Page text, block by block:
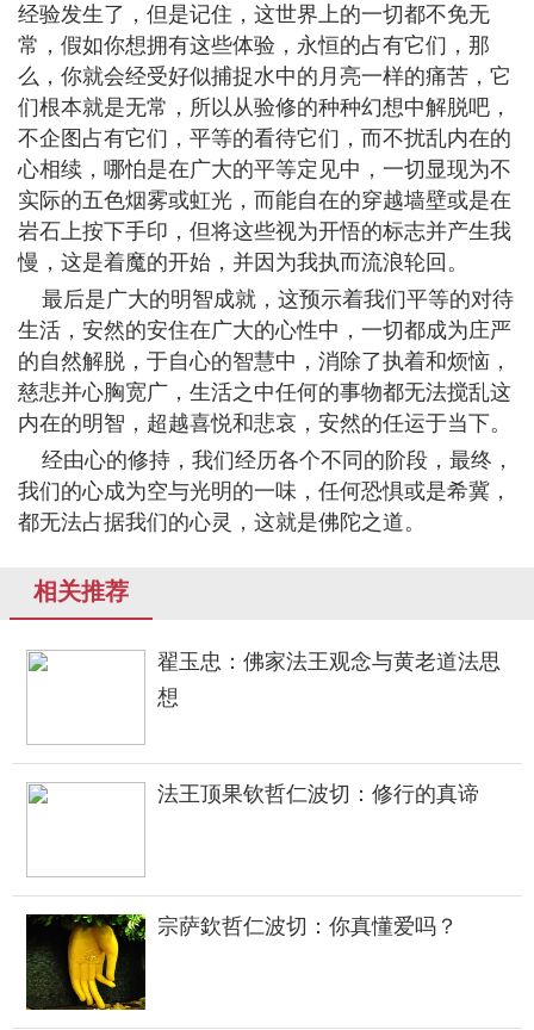
经验发生了，但是记住，这世界上的一切都不免无
常，假如你想拥有这些体验，永恒的占有它们，那
么，你就会经受好似捕捉水中的月亮一样的痛苦，它
们根本就是无常，所以从验修的种种幻想中解脱吧，
不企图占有它们，平等的看待它们，而不扰乱内在的
心相续，哪怕是在广大的平等定见中，一切显现为不
实际的五色烟雾或虹光，而能自在的穿越墙壁或是在
岩石上按下手印，但将这些视为开悟的标志并产生我
慢，这是着魔的开始，并因为我执而流浪轮回。
最后是广大的明智成就，这预示着我们平等的对待
生活，安然的安住在广大的心性中，一切都成为庄严
的自然解脱，于自心的智慧中，消除了执着和烦恼，
慈悲并心胸宽广，生活之中任何的事物都无法搅乱这
内在的明智，超越喜悦和悲哀，安然的任运于当下。
经由心的修持，我们经历各个不同的阶段，最终，
我们的心成为空与光明的一味，任何恐惧或是希冀，
都无法占据我们的心灵，这就是佛陀之道。
相关推荐
翟玉忠：佛家法王观念与黄老道法思
想
法王顶果钦哲仁波切：修行的真谛
宗萨欽哲仁波切：你真懂爱吗？